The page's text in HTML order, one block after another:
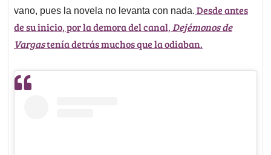
vano, pues la novela no levanta con nada. Desde antes
de su inicio, por la demora del canal,Dejémonos de
Vargastenía detrás muchos que la odiaban.